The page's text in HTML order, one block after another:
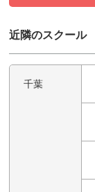
近隣のスクール
千葉